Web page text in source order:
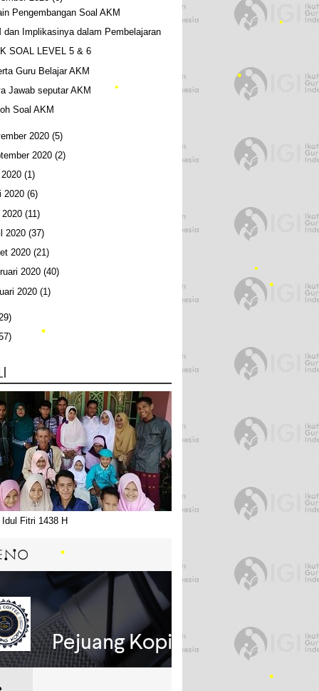
Pengembangan Soal AKM
dan Implikasinya dalam Pembelajaran
SOAL LEVEL 5 & 6
Guru Belajar AKM
Jawab seputar AKM
Soal AKM
2020 (5)
2020 (2)
(1)
2020 (6)
2020 (11)
2020 (37)
2020 (21)
2020 (40)
2020 (1)
Idul Fitri 1438 H
•
•
•
•
•